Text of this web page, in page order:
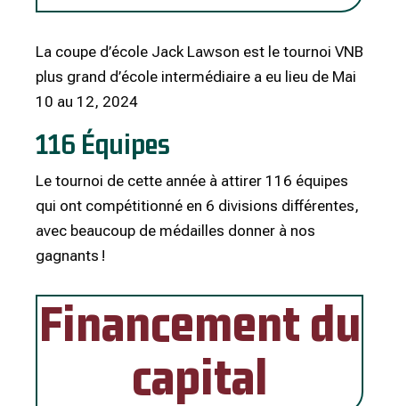
La coupe d’école Jack Lawson est le tournoi VNB
plus grand d’école intermédiaire a eu lieu de Mai
10 au 12, 2024
116 Équipes
Le tournoi de cette année à attirer 116 équipes
qui ont compétitionné en 6 divisions différentes,
avec beaucoup de médailles donner à nos
gagnants !
Financement du
capital